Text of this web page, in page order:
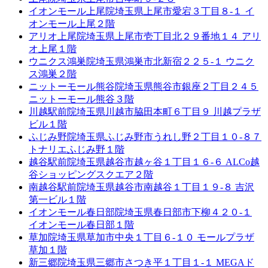
イオンモール上尾院埼玉県上尾市愛宕３丁目８-１ イ
オンモール上尾２階
アリオ上尾院埼玉県上尾市壱丁目北２９番地１４ アリ
オ上尾１階
ウニクス鴻巣院埼玉県鴻巣市北新宿２２５-１ ウニク
ス鴻巣２階
ニットーモール熊谷院埼玉県熊谷市銀座２丁目２４５
ニットーモール熊谷３階
川越駅前院埼玉県川越市脇田本町６丁目９ 川越プラザ
ビル１階
ふじみ野院埼玉県ふじみ野市うれし野２丁目１０-８７
トナリエふじみ野１階
越谷駅前院埼玉県越谷市越ヶ谷１丁目１６-６ ALCo越
谷ショッピングスクエア２階
南越谷駅前院埼玉県越谷市南越谷１丁目１９-８ 吉沢
第一ビル１階
イオンモール春日部院埼玉県春日部市下柳４２０-１
イオンモール春日部１階
草加院埼玉県草加市中央１丁目６-１０ モールプラザ
草加１階
新三郷院埼玉県三郷市さつき平１丁目１-１ MEGAド